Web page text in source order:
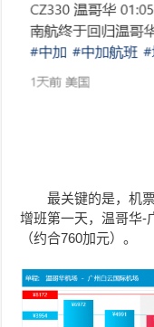
最关键的是，机
增班第一天，温哥华-
（约合760加元）。